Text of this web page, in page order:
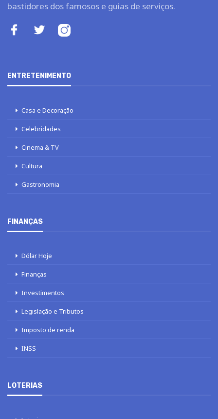
bastidores dos famosos e guias de serviços.
ENTRETENIMENTO
Casa e Decoração
Celebridades
Cinema & TV
Cultura
Gastronomia
FINANÇAS
Dólar Hoje
Finanças
Investimentos
Legislação e Tributos
Imposto de renda
INSS
LOTERIAS